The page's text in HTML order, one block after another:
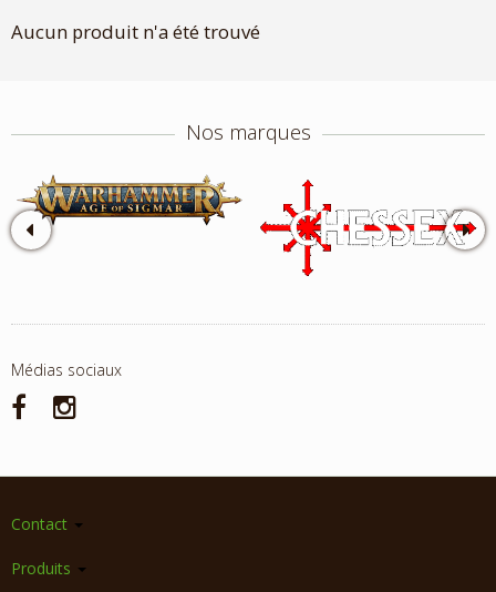
Aucun produit n'a été trouvé
Nos marques
Médias sociaux
Contact
Produits